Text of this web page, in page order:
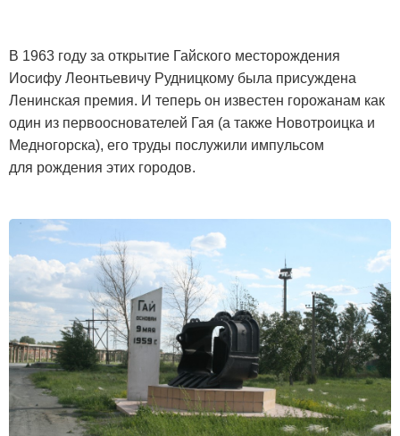
В 1963 году за открытие Гайского месторождения
Иосифу Леонтьевичу Рудницкому была присуждена
Ленинская премия. И теперь он известен горожанам как
один из первооснователей Гая (а также Новотроицка и
Медногорска), его труды послужили импульсом
для рождения этих городов.